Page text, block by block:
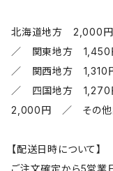
北海道地方 2,000
／ 関東地方
／ 関西地方 1,310
／ 四国地方
2,000円 ／ その
【配送日時について】